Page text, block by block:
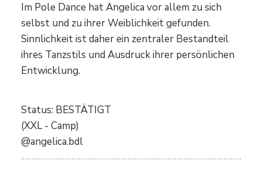
Im Pole Dance hat Angelica vor allem zu sich
selbst und zu ihrer Weiblichkeit gefunden.
Sinnlichkeit ist daher ein zentraler Bestandteil
ihres Tanzstils und Ausdruck ihrer persönlichen
Entwicklung.
Status: BESTÄTIGT
(XXL - Camp)
@angelica.bdl